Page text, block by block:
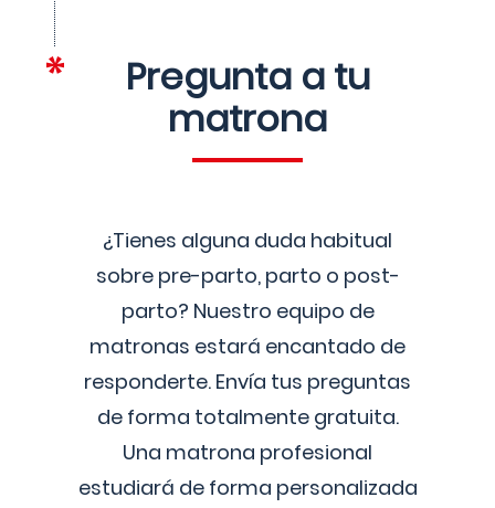
Pregunta a tu
matrona
¿Tienes alguna duda habitual
sobre pre-parto, parto o post-
parto? Nuestro equipo de
matronas estará encantado de
responderte. Envía tus preguntas
de forma totalmente gratuita.
Una matrona profesional
estudiará de forma personalizada